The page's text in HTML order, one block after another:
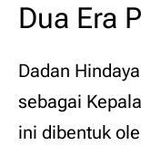
Dua Era
Dadan
sebagai
ini dibentuk